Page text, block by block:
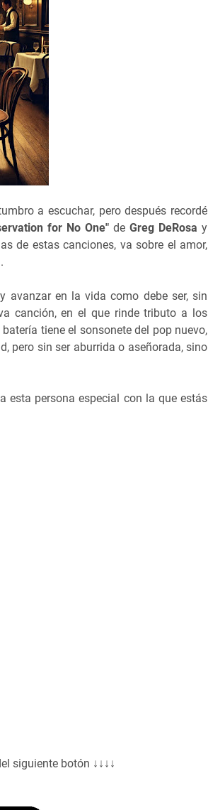
a escuchar, pero después recordé
for No One" de Greg DeRosa y
de estas canciones, va sobre el amor,
avanzar en la vida como debe ser, sin
canción, en el que rinde tributo a los
tiene el sonsonete del pop nuevo,
pero sin ser aburrida o aseñorada, sino
esta persona especial con la que estás
siguiente botón ↓↓↓↓